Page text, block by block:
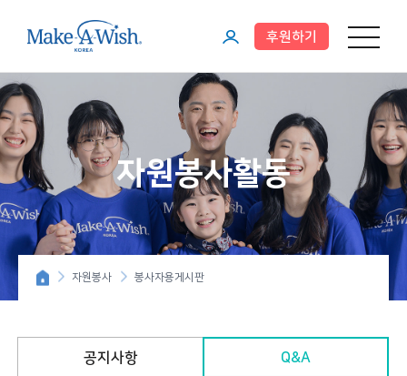
메뉴 열기
이
지
후원하기
자원봉사활동
자원봉사 봉사자용게시판
공지사항 Q&A